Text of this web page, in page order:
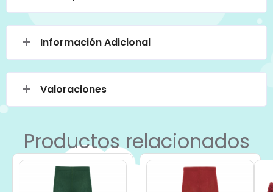
Información Adicional
Valoraciones
Productos relacionados